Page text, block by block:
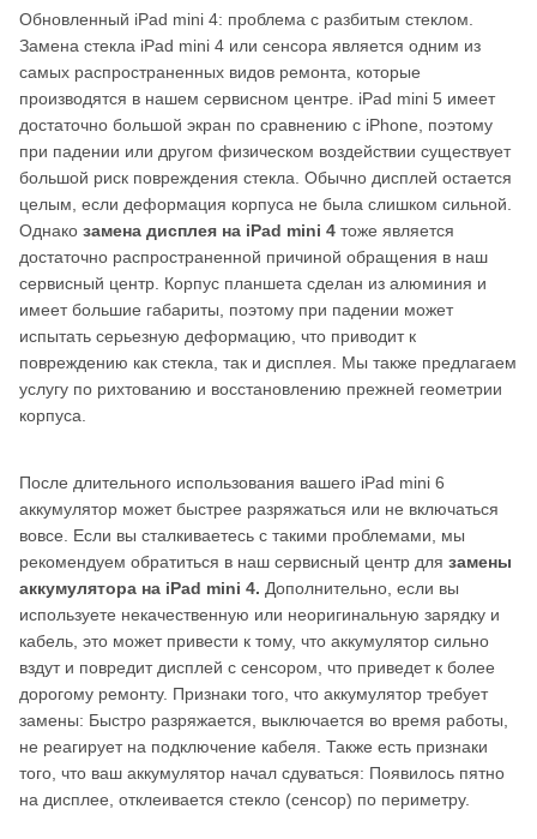
Обновленный iPad mini 4: проблема с разбитым стеклом.
Замена стекла iPad mini 4 или сенсора является одним из
самых распространенных видов ремонта, которые
производятся в нашем сервисном центре. iPad mini 5 имеет
достаточно большой экран по сравнению с iPhone, поэтому
при падении или другом физическом воздействии существует
большой риск повреждения стекла. Обычно дисплей остается
целым, если деформация корпуса не была слишком сильной.
Однако замена дисплея на iPad mini 4 тоже является
достаточно распространенной причиной обращения в наш
сервисный центр. Корпус планшета сделан из алюминия и
имеет большие габариты, поэтому при падении может
испытать серьезную деформацию, что приводит к
повреждению как стекла, так и дисплея. Мы также предлагаем
услугу по рихтованию и восстановлению прежней геометрии
корпуса.
После длительного использования вашего iPad mini 6
аккумулятор может быстрее разряжаться или не включаться
вовсе. Если вы сталкиваетесь с такими проблемами, мы
рекомендуем обратиться в наш сервисный центр для замены
аккумулятора на iPad mini 4. Дополнительно, если вы
используете некачественную или неоригинальную зарядку и
кабель, это может привести к тому, что аккумулятор сильно
вздут и повредит дисплей с сенсором, что приведет к более
дорогому ремонту. Признаки того, что аккумулятор требует
замены: Быстро разряжается, выключается во время работы,
не реагирует на подключение кабеля. Также есть признаки
того, что ваш аккумулятор начал сдуваться: Появилось пятно
на дисплее, отклеивается стекло (сенсор) по периметру.